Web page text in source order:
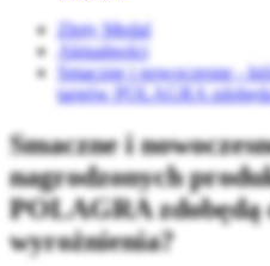
Złoty Medal
Aktualności
Smaczne i nowoczesne -
targów POLAGRA
Smaczne i
nagrodzonych
POLAGRA zdobędą
wyrożnienia?